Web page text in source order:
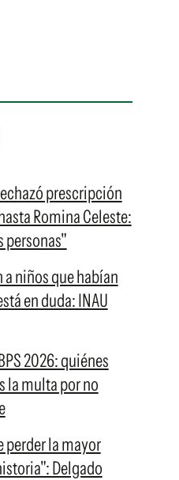
prescripción
Romina Celeste:
personas"
niños que habían
en duda: INAU
2026: quiénes
la multa por no
perder la mayor
Delgado